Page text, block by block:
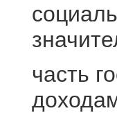
часть